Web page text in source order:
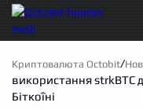
Новини
Для початківців
Аірдропи
Криптовалюта Octobit/
використання strkBTC
Біткоїні